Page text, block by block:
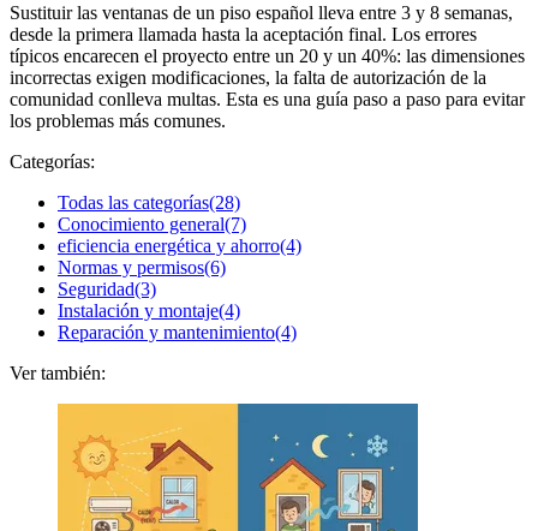
Sustituir las ventanas de un piso español lleva entre 3 y 8 semanas,
desde la primera llamada hasta la aceptación final. Los errores
típicos encarecen el proyecto entre un 20 y un 40%: las dimensiones
incorrectas exigen modificaciones, la falta de autorización de la
comunidad conlleva multas. Esta es una guía paso a paso para evitar
los problemas más comunes.
Categorías:
Todas las categorías(28)
Conocimiento general(7)
eficiencia energética y ahorro(4)
Normas y permisos(6)
Seguridad(3)
Instalación y montaje(4)
Reparación y mantenimiento(4)
Ver también: